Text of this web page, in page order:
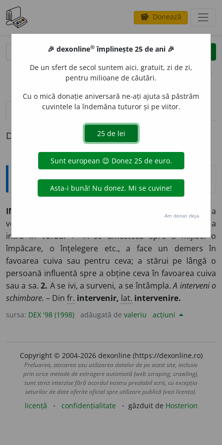
savings Donează
clear
opțiuni
definiții (1) pronunțievolume_up (50)
Definiția cu ID-ul 15293:
Explicative DEX
INTERVEN
A veni între..., a
veni la mijloc, a intra în acțiune;
a lua cuvântul, a
intra în vorbă. ♦ A se amesteca spre a mijloci o
împăcare, o înțelegere etc., a face un demers în
favoarea cuiva sau pentru ceva; a stărui pe lângă o
persoană influentă spre a obține ceva în favoarea cuiva
sau a sa.2. A se ivi, a surveni, a se întâmpla.A interveni o
schimbare. – Din fr. intervenir, lat. intervenire.
sursa: DEX '98 (1998) adăugată de valeriu acțiuni
Copyright © 2004-2026 dexonline (https://dexonline.ro)
Preluarea, stocarea sau utilizarea datelor de pe acest site, inclusiv
prin orice metode de extragere automată (web scraping, crawling),
sunt strict interzise fără acordul nostru prealabil scris, cu excepția
seturilor de date oferite oficial spre utilizare publică (vezi licența).
licență confidențialitate găzduit de Hosterion
🎉 dexonline® împlinește 25 de ani 🎉
De un sfert de secol suntem aici, gratuit, zi de zi,
pentru milioane de căutări.
Cu o mică donație aniversară ne-ați ajuta să păstrăm
cuvintele la îndemâna tuturor și pe viitor.
Am donat deja.